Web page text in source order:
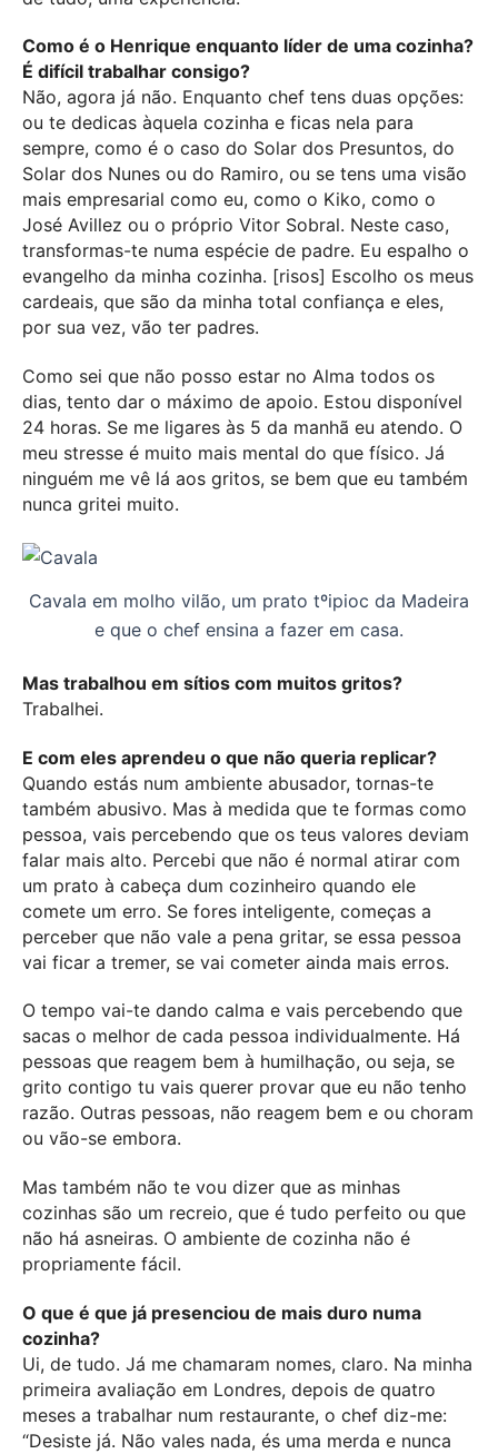
Como é o Henrique enquanto líder de uma cozinha?
É difícil trabalhar consigo?
Não, agora já não. Enquanto chef tens duas opções:
ou te dedicas àquela cozinha e ficas nela para
sempre, como é o caso do Solar dos Presuntos, do
Solar dos Nunes ou do Ramiro, ou se tens uma visão
mais empresarial como eu, como o Kiko, como o
José Avillez ou o próprio Vitor Sobral. Neste caso,
transformas-te numa espécie de padre. Eu espalho o
evangelho da minha cozinha. [risos] Escolho os meus
cardeais, que são da minha total confiança e eles,
por sua vez, vão ter padres.
Como sei que não posso estar no Alma todos os
dias, tento dar o máximo de apoio. Estou disponível
24 horas. Se me ligares às 5 da manhã eu atendo. O
meu stresse é muito mais mental do que físico. Já
ninguém me vê lá aos gritos, se bem que eu também
nunca gritei muito.
Cavala em molho vilão, um prato tºipioc da Madeira
e que o chef ensina a fazer em casa.
Mas trabalhou em sítios com muitos gritos?
Trabalhei.
E com eles aprendeu o que não queria replicar?
Quando estás num ambiente abusador, tornas-te
também abusivo. Mas à medida que te formas como
pessoa, vais percebendo que os teus valores deviam
falar mais alto. Percebi que não é normal atirar com
um prato à cabeça dum cozinheiro quando ele
comete um erro. Se fores inteligente, começas a
perceber que não vale a pena gritar, se essa pessoa
vai ficar a tremer, se vai cometer ainda mais erros.
O tempo vai-te dando calma e vais percebendo que
sacas o melhor de cada pessoa individualmente. Há
pessoas que reagem bem à humilhação, ou seja, se
grito contigo tu vais querer provar que eu não tenho
razão. Outras pessoas, não reagem bem e ou choram
ou vão-se embora.
Mas também não te vou dizer que as minhas
cozinhas são um recreio, que é tudo perfeito ou que
não há asneiras. O ambiente de cozinha não é
propriamente fácil.
O que é que já presenciou de mais duro numa
cozinha?
Ui, de tudo. Já me chamaram nomes, claro. Na minha
primeira avaliação em Londres, depois de quatro
meses a trabalhar num restaurante, o chef diz-me:
“Desiste já. Não vales nada, és uma merda e nunca